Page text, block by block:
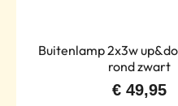
Buitenlamp 2x3w
rond zwart
€ 49,95